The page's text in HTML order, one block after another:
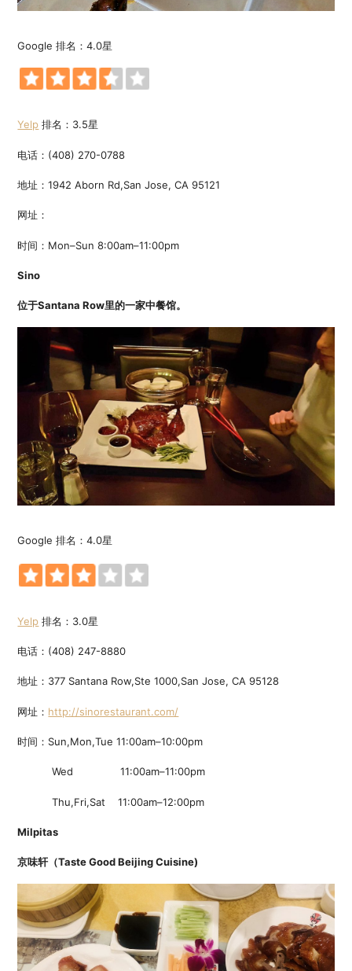
Google 排名：4.0星
Yelp 排名：3.5星
电话：(408) 270-0788
地址：1942 Aborn Rd,San Jose, CA 95121
网址：
时间：Mon–Sun 8:00am–11:00pm
Sino
位于Santana Row里的一家中餐馆。
Google 排名：4.0星
Yelp 排名：3.0星
电话：(408) 247-8880
地址：377 Santana Row,Ste 1000,San Jose, CA 95128
网址： http://sinorestaurant.com/
时间：Sun,Mon,Tue 11:00am–10:00pm
Wed 11:00am–11:00pm
Thu,Fri,Sat 11:00am–12:00pm
Milpitas
京味轩（Taste Good Beijing Cuisine)